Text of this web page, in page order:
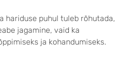
hariduse puhul tuleb rõhutada,
jagamine, vaid ka
ja kohandumiseks.